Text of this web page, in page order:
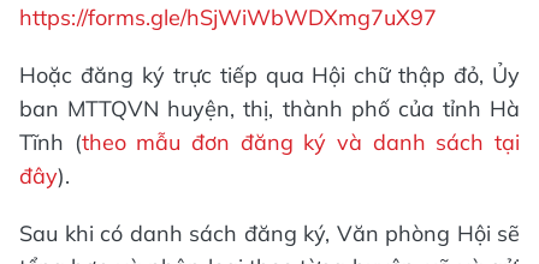
https://forms.gle/hSjWiWbWDXmg7uX97
Hoặc đăng ký trực tiếp qua Hội chữ thập đỏ, Ủy
ban MTTQVN huyện, thị, thành phố của tỉnh Hà
Tĩnh (theo mẫu đơn đăng ký và danh sách tại
đây).
Sau khi có danh sách đăng ký, Văn phòng Hội sẽ